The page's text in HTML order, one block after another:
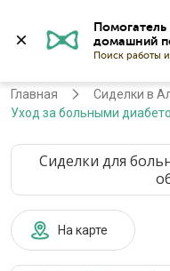
Помогатель
Главная
Сиделки в
Уход за больными
Сиделки для
На карте